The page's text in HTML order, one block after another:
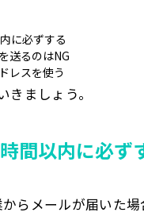
に必ずする
送るのはNG
レスを使う
きましょう。
間以内に必ず
らメールが届いた